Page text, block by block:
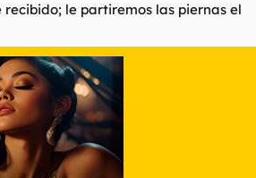
recibido; le partiremos las piernas el